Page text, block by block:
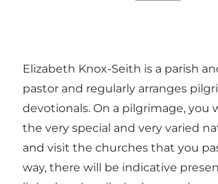
Elizabeth Knox-Seith is a parish
pastor and regularly arranges
devotionals. On a pilgrimage, you
the very special and very varied
and visit the churches that you
way, there will be indicative